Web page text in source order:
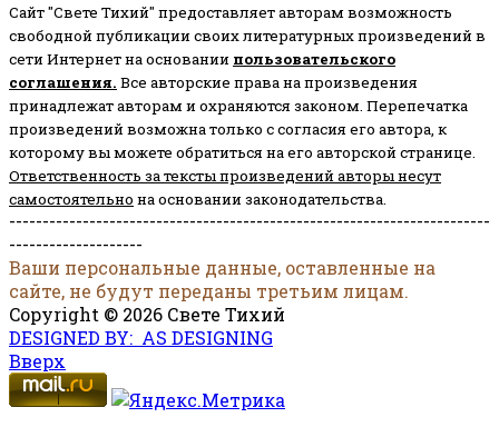
Сайт "Свете Тихий" предоставляет авторам возможность
свободной публикации своих литературных произведений в
сети Интернет на основании пользовательского
соглашения. Все авторские права на произведения
принадлежат авторам и охраняются законом. Перепечатка
произведений возможна только с согласия его автора, к
которому вы можете обратиться на его авторской странице.
Ответственность за тексты произведений авторы несут
самостоятельно на основании законодательства.
------------------------------------------------------------------------
--------------------
Ваши персональные данные, оставленные на
сайте, не будут переданы третьим лицам.
Copyright © 2026 Свете Тихий
DESIGNED BY: AS DESIGNING
Вверх